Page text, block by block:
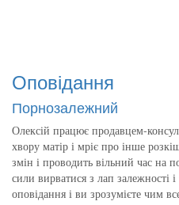
Оповідання
Порнозалежний
Олексій працює продавцем-
хвору матір і мріє про інше
змін і проводить вільний час на
сили вирватися з лап залежності
оповідання і ви зрозумієте чим